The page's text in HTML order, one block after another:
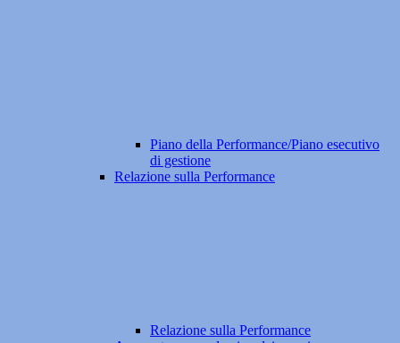
Piano della Performance/Piano esecutivo
di gestione
Relazione sulla Performance
Relazione sulla Performance